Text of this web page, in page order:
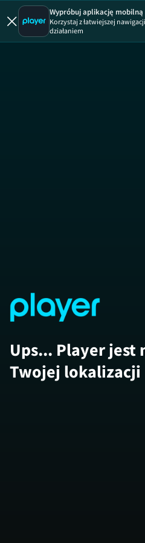
Wypróbuj aplikację mobilną
Korzystaj z łatwiejszej
działaniem
Ups... Player jest
Twojej lokalizacji